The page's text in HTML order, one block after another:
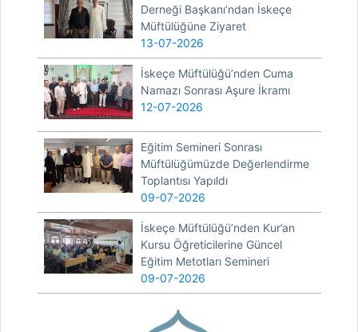
Derneği Başkanı’ndan İskeçe
Müftülüğüne Ziyaret
13-07-2026
İskeçe Müftülüğü’nden Cuma
Namazı Sonrası Aşure İkramı
12-07-2026
Eğitim Semineri Sonrası
Müftülüğümüzde Değerlendirme
Toplantısı Yapıldı
09-07-2026
İskeçe Müftülüğü’nden Kur’an
Kursu Öğreticilerine Güncel
Eğitim Metotları Semineri
09-07-2026